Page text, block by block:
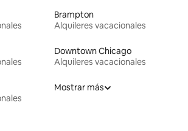
Brampton
Alquileres vacacionales
Downtown Chicago
Alquileres vacacionales
Mostrar más